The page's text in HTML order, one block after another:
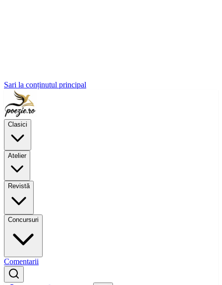
Sari la conținutul principal
Clasici
Atelier
Revistă
Concursuri
Comentarii